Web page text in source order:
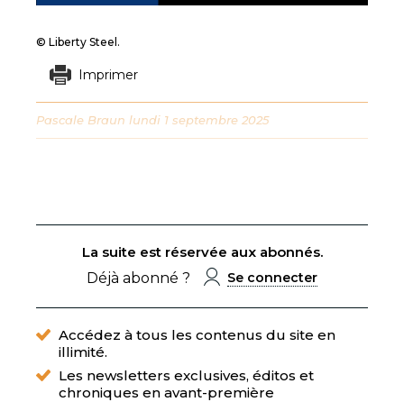
La suite est réservée aux abonnés.
Déjà abonné ?
Se connecter
Accédez à tous les contenus du site en
illimité.
Les newsletters exclusives, éditos et
chroniques en avant-première
© Liberty Steel.
Imprimer
Pascale Braun lundi 1 septembre 2025